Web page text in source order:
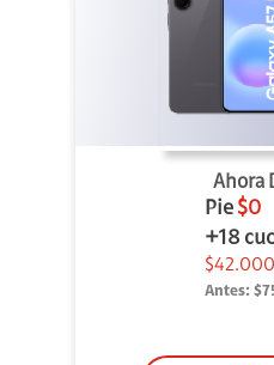
Ahora
Pie $0
+18
Antes: